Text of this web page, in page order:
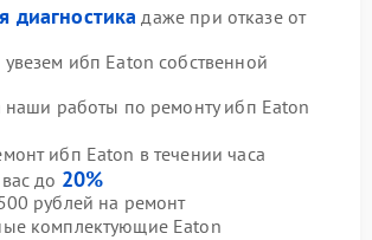
диагностика даже при отказе от
ибп Eaton собственной
наши работы по ремонту ибп Eaton
ибп Eaton в течении часа
до 20%
рублей на ремонт
комплектующие Eaton